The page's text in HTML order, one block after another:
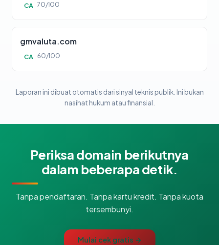
CA 70/100
gmvaluta.com
CA 60/100
Laporan ini dibuat otomatis dari sinyal teknis publik. Ini bukan
nasihat hukum atau finansial.
Periksa domain berikutnya
dalam beberapa detik.
Tanpa pendaftaran. Tanpa kartu kredit. Tanpa kuota
tersembunyi.
Mulai cek gratis →